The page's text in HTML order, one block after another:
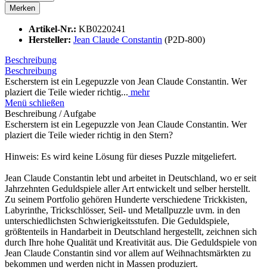
Merken
Artikel-Nr.: KB0220241
Hersteller: Jean Claude Constantin (P2D-800)
Beschreibung
Beschreibung
Escherstern ist ein Legepuzzle von Jean Claude Constantin. Wer
plaziert die Teile wieder richtig... mehr
Menü schließen
Beschreibung / Aufgabe
Escherstern ist ein Legepuzzle von Jean Claude Constantin. Wer
plaziert die Teile wieder richtig in den Stern?
Hinweis: Es wird keine Lösung für dieses Puzzle mitgeliefert.
Jean Claude Constantin lebt und arbeitet in Deutschland, wo er seit
Jahrzehnten Geduldspiele aller Art entwickelt und selber herstellt.
Zu seinem Portfolio gehören Hunderte verschiedene Trickkisten,
Labyrinthe, Trickschlösser, Seil- und Metallpuzzle uvm. in den
unterschiedlichsten Schwierigkeitsstufen. Die Geduldspiele,
größtenteils in Handarbeit in Deutschland hergestellt, zeichnen sich
durch Ihre hohe Qualität und Kreativität aus. Die Geduldspiele von
Jean Claude Constantin sind vor allem auf Weihnachtsmärkten zu
bekommen und werden nicht in Massen produziert.